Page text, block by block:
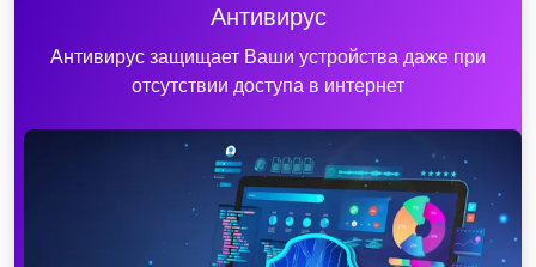
Антивирус
Антивирус защищает Ваши устройства даже при
отсутствии доступа в интернет